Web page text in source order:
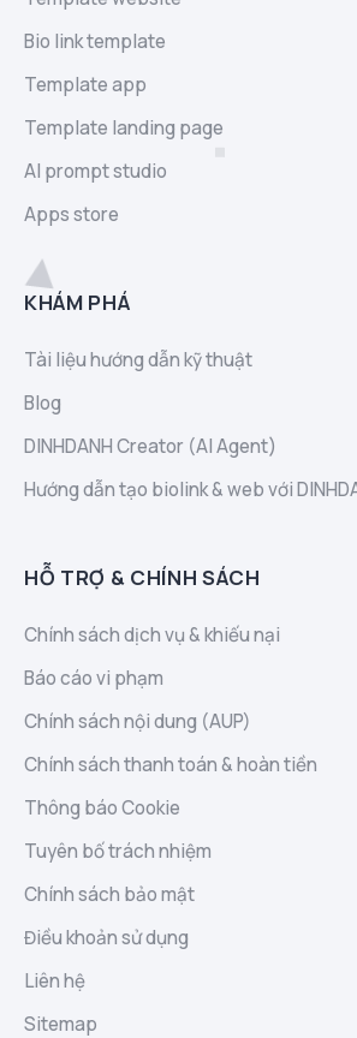
Bio link template
Template app
Template landing page
AI prompt studio
Apps store
KHÁM PHÁ
Tài liệu hướng dẫn kỹ thuật
Blog
DINHDANH Creator (AI Agent)
Hướng dẫn tạo biolink & web với
HỖ TRỢ & CHÍNH SÁCH
Chính sách dịch vụ & khiếu nại
Báo cáo vi phạm
Chính sách nội dung (AUP)
Chính sách thanh toán & hoàn tiền
Thông báo Cookie
Tuyên bố trách nhiệm
Chính sách bảo mật
Điều khoản sử dụng
Liên hệ
Sitemap